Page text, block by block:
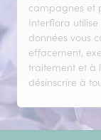
campagnes et
Interflora
données vous
effacement,
traitement et à
désinscrire à